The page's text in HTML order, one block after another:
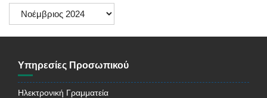
Ιστορικό
Ανακοινώσεων
Υπηρεσίες Προσωπικού
Ηλεκτρονική Γραμματεία